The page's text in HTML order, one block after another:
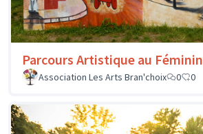
Parcours Artistique au Féminin
Association Les Arts Bran'choix
0 0